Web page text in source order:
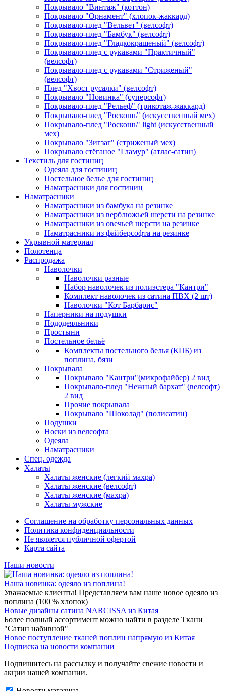
Покрывало "Винтаж" (коттон)
Покрывало "Орнамент" (хлопок-жаккард)
Покрывало-плед "Вельвет" (велсофт)
Покрывало-плед "Бамбук" (велсофт)
Покрывало-плед "Гладкокрашеный" (велсофт)
Покрывало-плед с рукавами "Практичный"
(велсофт)
Покрывало-плед с рукавами "Стриженый"
(велсофт)
Плед "Хвост русалки" (велсофт)
Покрывало "Новинка" (суперсофт)
Покрывало-плед "Рельеф" (трикотаж-жаккард)
Покрывало-плед "Роскошь" (искусственный мех)
Покрывало-плед "Роскошь" light (искусственный
мех)
Покрывало "Зигзаг" (стриженый мех)
Покрывало стёганое "Гламур" (атлас-сатин)
Текстиль для гостиниц
Одеяла для гостиниц
Постельное белье для гостиниц
Наматрасники для гостиниц
Наматрасники
Наматрасники из бамбука на резинке
Наматрасники из верблюжьей шерсти на резинке
Наматрасники из овечьей шерсти на резинке
Наматрасники из файберсофта на резинке
Укрывной материал
Полотенца
Распродажа
Наволочки
Наволочки разные
Набор наволочек из полиэстера "Кантри"
Комплект наволочек из сатина ПВХ (2 шт)
Наволочки "Кот Барбарис"
Наперники на подушки
Пододеяльники
Простыни
Постельное бельё
Комплекты постельного белья (КПБ) из
поплина, бязи
Покрывала
Покрывало "Кантри"(микрофайбер) 2 вид
Покрывало-плед "Нежный бархат" (велсофт)
2 вид
Прочие покрывала
Покрывало "Шоколад" (полисатин)
Подушки
Носки из велсофта
Одеяла
Наматрасники
Спец. одежда
Халаты
Халаты женские (легкий махра)
Халаты женские (велсофт)
Халаты женские (махра)
Халаты мужские
Соглашение на обработку персональных данных
Политика конфиденциальности
Не является публичной офертой
Карта сайта
Наши новости
Наша новинка: одеяло из поплина!
Уважаемые клиенты! Представляем вам наше новое одеяло из
поплина (100 % хлопок)
Новые дизайны сатина NARCISSA из Китая
Более полный ассортимент можно найти в разделе Ткани
"Сатин набивной"
Новое поступление тканей поплин напрямую из Китая
Подписка на новости компании
Подпишитесь на рассылку и получайте свежие новости и
акции нашей компании.